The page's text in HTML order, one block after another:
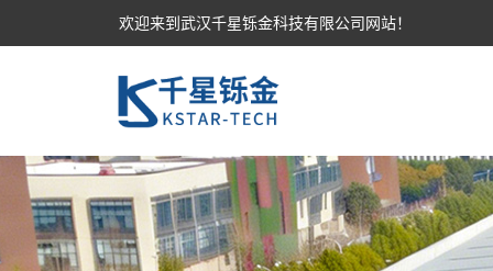
欢迎来到武汉千星铄金科技有限公司网站！